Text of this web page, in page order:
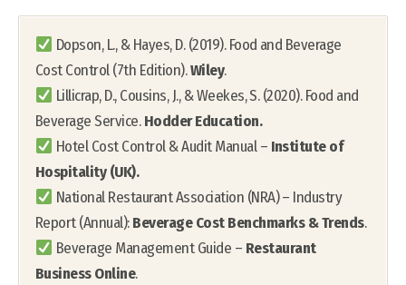
Dopson, L., & Hayes, D. (2019). Food and Beverage
Cost Control (7th Edition).Wiley.
Lillicrap, D., Cousins, J., & Weekes, S. (2020). Food and
Beverage Service.Hodder Education.
Hotel Cost Control & Audit Manual – Institute of
Hospitality (UK).
National Restaurant Association (NRA) – Industry
Report (Annual):Beverage Cost Benchmarks & Trends.
Beverage Management Guide – Restaurant
Business Online.